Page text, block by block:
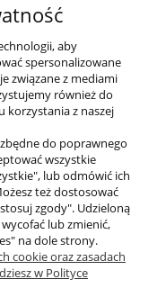
aby
spersonalizowane
związane z mediami
również do
korzystania z naszej
do poprawnego
wszystkie
lub odmówić ich
też dostosować
zgody". Udzieloną
lub zmienić,
na dole strony.
cookie oraz zasadach
w Polityce